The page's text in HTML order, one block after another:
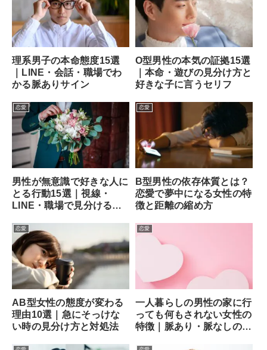
理系男子の本命態度15選
｜LINE・会話・職場でわ
かる脈ありサイン
O型男性の本気の証拠15選
｜本命・遊びの見分け方と
好きな子に言うセリフ
恋愛
男性が無意識で好きな人に
とる行動15選｜視線・
LINE・職場で見分ける方
恋愛
B型男性の依存体質とは？
恋愛で夢中になる女性の特
徴と距離の縮め方
恋愛
AB型女性の態度が変わる
理由10選｜急にそっけな
い時の見分け方と対処法
恋愛
一人暮らしの男性の家に行
っても何もされない女性の
特徴｜脈あり・脈なしの見